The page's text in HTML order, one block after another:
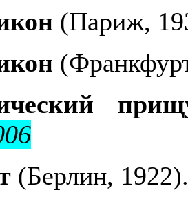
(Париж,
(Берлин,